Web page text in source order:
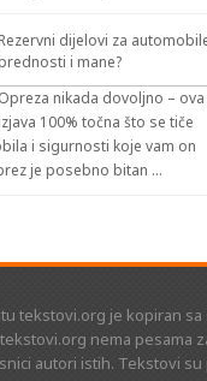
Rezervni dijelovi za
prednosti i mane?
Opreza nikada dovoljno – ova
izjava 100% točna što se tiče
i sigurnosti koje vam on
je posebno bitan …
tekstovi.org je kopiran
nema pesama
autori istih. Tekstovi